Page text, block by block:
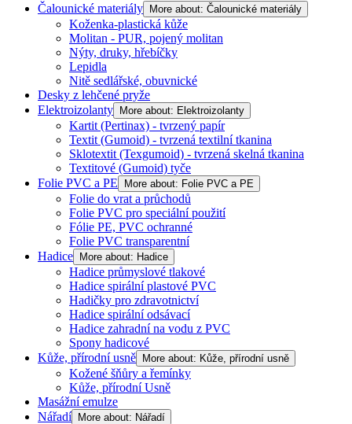
Čalounické materiály More about: Čalounické materiály
Koženka-plastická kůže
Molitan - PUR, pojený molitan
Nýty, druky, hřebíčky
Lepidla
Nitě sedlářské, obuvnické
Desky z lehčené pryže
Elektroizolanty More about: Elektroizolanty
Kartit (Pertinax) - tvrzený papír
Textit (Gumoid) - tvrzená textilní tkanina
Sklotextit (Texgumoid) - tvrzená skelná tkanina
Textitové (Gumoid) tyče
Folie PVC a PE
More about: Folie PVC a PE
Folie do vrat a průchodů
Folie PVC pro speciální použití
Fólie PE, PVC ochranné
Folie PVC transparentní
Hadice More about: Hadice
Hadice průmyslové tlakové
Hadice spirální plastové PVC
Hadičky pro zdravotnictví
Hadice spirální odsávací
Hadice zahradní na vodu z PVC
Spony hadicové
Kůže, přírodní usně More about: Kůže, přírodní usně
Kožené šňůry a řemínky
Kůže, přírodní Usně
Masážní emulze
Nářadí More about: Nářadí